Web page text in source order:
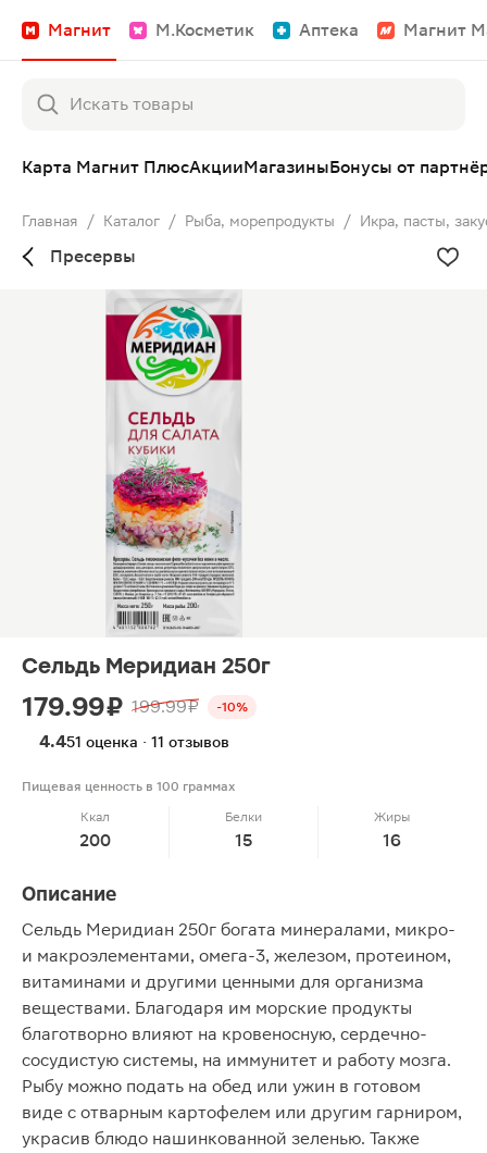
Магнит М.Косметик Аптека Магнит
Карта Магнит ПлюсАкцииМагазиныБонусы от
Главная / Каталог / Рыба, морепродукты / Икра, пасты,
Пресервы
Сельдь Меридиан 250г
179.99 ₽ 199.99 ₽ -10%
4.451 оценка · 11 отзывов
Пищевая ценность в 100 граммах
Ккал
200
Белки
15
Жиры
16
Описание
Сельдь Меридиан 250г богата минералами, микро-
и макроэлементами, омега-3, железом, протеином,
витаминами и другими ценными для организма
веществами. Благодаря им морские продукты
благотворно влияют на кровеносную, сердечно-
сосудистую системы, на иммунитет и работу мозга.
Рыбу можно подать на обед или ужин в готовом
виде с отварным картофелем или другим гарниром,
украсив блюдо нашинкованной зеленью. Также